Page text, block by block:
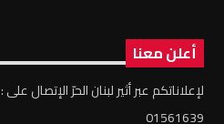
أعلن معنا
لإعلاناتكم عبر أثير لبنان الحرّ الإتصال على :
01561639